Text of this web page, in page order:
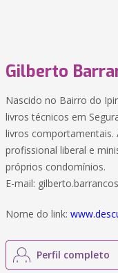
Gilberto
Nascido no Bairro do
livros técnicos em
livros
profissional liberal e
próprios condomínios.
E-mail:
Nome do link:
Perfil completo